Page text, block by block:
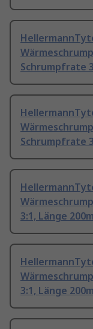
Schrumpfrate
Schrumpfrate
3:1, Länge
3:1, Länge